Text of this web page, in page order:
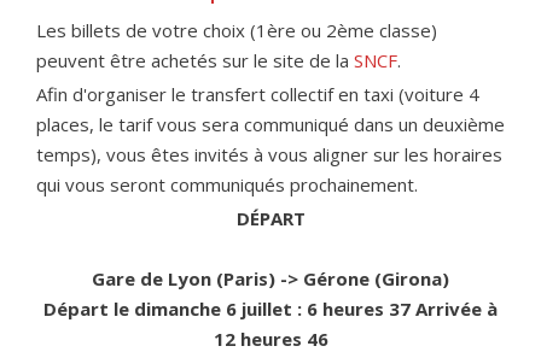
Les billets de votre choix (1ère ou 2ème classe)
peuvent être achetés sur le site de la SNCF.
Afin d'organiser le transfert collectif en taxi (voiture 4
places, le tarif vous sera communiqué dans un deuxième
temps), vous êtes invités à vous aligner sur les horaires
qui vous seront communiqués prochainement.
DÉPART
Gare de Lyon (Paris) -> Gérone (Girona)
Départ le dimanche 6 juillet : 6 heures 37 Arrivée à
12 heures 46